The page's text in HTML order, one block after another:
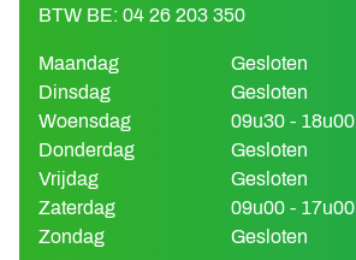
BTW BE: 04 26 203 350
Maandag
Gesloten
Dinsdag
Gesloten
Woensdag
09u30 - 18u00
Donderdag
Gesloten
Vrijdag
Gesloten
Zaterdag
09u00 - 17u00
Zondag
Gesloten